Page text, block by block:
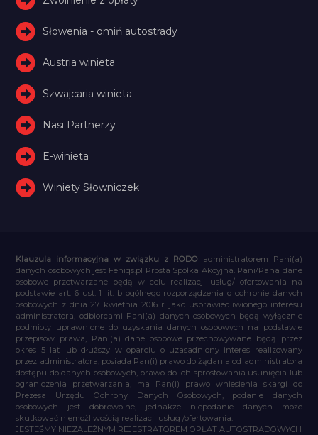
Słowenia - omiń autostrady
Austria winieta
Szwajcaria winieta
Nasi Partnerzy
E-winieta
Winiety Słowniczek
Klauzula informacyjna w związku z RODO administratorem Pani(a)
danych osobowych jest Feniqs.pl Prosta Spółka Akcyjna. Pani/Pana dane
osobowe przetwarzane będą w celu realizacji usług/ ofertowania na
podstawie art. 6 ust. 1 lit. b ogólnego rozporządzenia o ochronie danych
osobowych z dnia 27 kwietnia 2016 r. jako usprawiedliwionego interesu
administratora, odbiorcami Pani(a) danych osobowych będą wyłącznie
podmioty uprawnione do uzyskania danych osobowych na podstawie
przepisów prawa, Pani(a) dane osobowe przechowywane będą przez
okres 5 lat lub dłuższy w oparciu o uzasadniony interes realizowany
przez administratora, posiada Pan(i) prawo do żądania od administratora
dostępu do danych osobowych, prawo do ich sprostowania usunięcia lub
ograniczenia przetwarzania, ma Pan(i) prawo wniesienia skargi do
Prezesa Urzędu Ochrony Danych Osobowych, podanie danych
osobowych jest dobrowolne, jednakże niepodanie danych może
skutkować niemożliwością realizacji usług /ofertowania.
JESTEŚMY NIEZALEŻNYM REJESTRATOREM OPŁAT AUTOSTRADOWYCH